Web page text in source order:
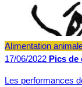
Alimentation
17/06/2022 Pics de
Les performances